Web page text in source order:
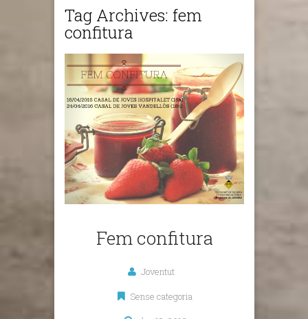
Tag Archives: fem
confitura
Fem confitura
Joventut
Sense categoria